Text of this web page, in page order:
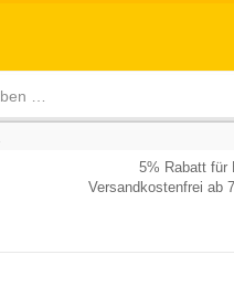
5% Rabatt für
Versandkostenfrei ab